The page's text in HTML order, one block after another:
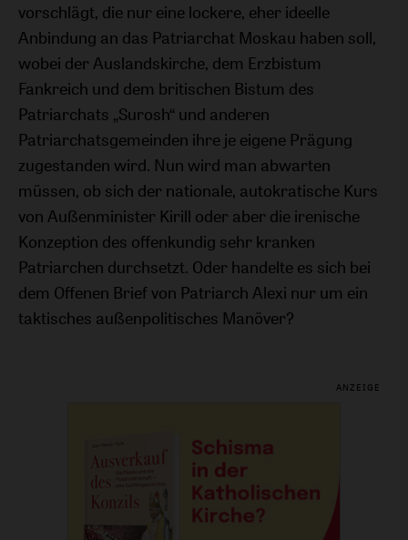
vorschlägt, die nur eine lockere, eher ideelle
Anbindung an das Patriarchat Moskau haben soll,
wobei der Auslandskirche, dem Erzbistum
Fankreich und dem britischen Bistum des
Patriarchats „Surosh“ und anderen
Patriarchatsgemeinden ihre je eigene Prägung
zugestanden wird. Nun wird man abwarten
müssen, ob sich der nationale, autokratische Kurs
von Außenminister Kirill oder aber die irenische
Konzeption des offenkundig sehr kranken
Patriarchen durchsetzt. Oder handelte es sich bei
dem Offenen Brief von Patriarch Alexi nur um ein
taktisches außenpolitisches Manöver?